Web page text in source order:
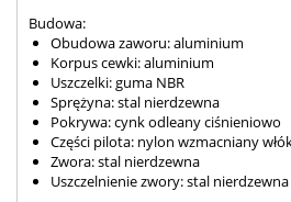
Budowa:
Obudowa zaworu: aluminium
Korpus cewki: aluminium
Uszczelki: guma NBR
Sprężyna: stal nierdzewna
Pokrywa: cynk odleany ciśnieniowo
Części pilota: nylon wzmacniany
Zwora: stal nierdzewna
Uszczelnienie zwory: stal nierdzewna